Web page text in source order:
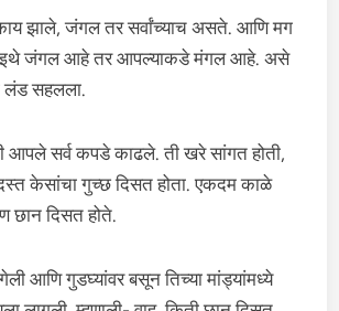
काय झाले, जंगल तर सर्वांच्याच असते. आणि मग
इथे जंगल आहे तर आपल्याकडे मंगल आहे. असे
लंड सहलला.
आपले सर्व कपडे काढले. ती खरे सांगत होती,
केसांचा गुच्छ दिसत होता. एकदम काळे
छान दिसत होते.
आणि गुडघ्यांवर बसून तिच्या मांड्यांमध्ये